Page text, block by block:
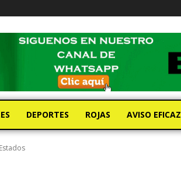
DEPORTES ROJAS AVISO EFICAZ